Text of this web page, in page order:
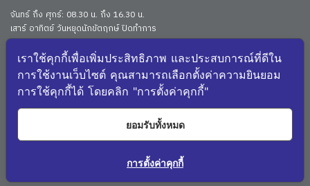
จันทร์ ถึง ศุกร์: 08.30 น. ถึง 16.30 น.
เสาร์ อาทิตย์ วันหยุดนักขัตฤกษ์ ปิดทำการ
Work From Anywhere (WFA)/ Work From Home (WFH)
ดูประกาศนโยบาย
จำนวนผู้เยี่ยมชม: 169534
จำนวนผู้เยี่ยมชม (วันนี้): 2138
แผนผังเว็บไซต์
3912
เราใช้คุกกี้เพื่อเพิ่มประสิทธิภาพ และประสบการณ์ที่ดีใน
การใช้งานเว็บไซต์ คุณสามารถเลือกตั้งค่าความยินยอม
การใช้คุกกี้ได้ โดยคลิก "การตั้งค่าคุกกี้"
ยอมรับทั้งหมด
การตั้งค่าคุกกี้